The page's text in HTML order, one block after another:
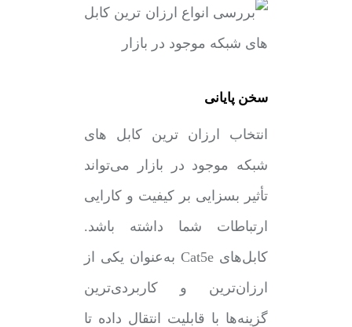
سخن پایانی
انتخاب ارزان ترین کابل های
شبکه موجود در بازار می‌تواند
تأثیر بسزایی بر کیفیت و کارایی
ارتباطات شما داشته باشد.
کابل‌های Cat5e به‌عنوان یکی از
ارزان‌ترین و کاربردی‌ترین
گزینه‌ها با قابلیت انتقال داده تا